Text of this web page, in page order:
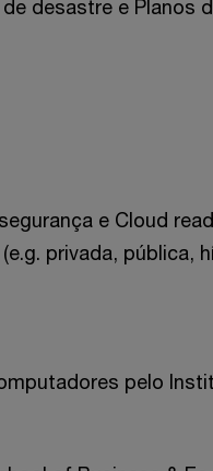
desastre e Planos
e Cloud
privada, pública,
pelo